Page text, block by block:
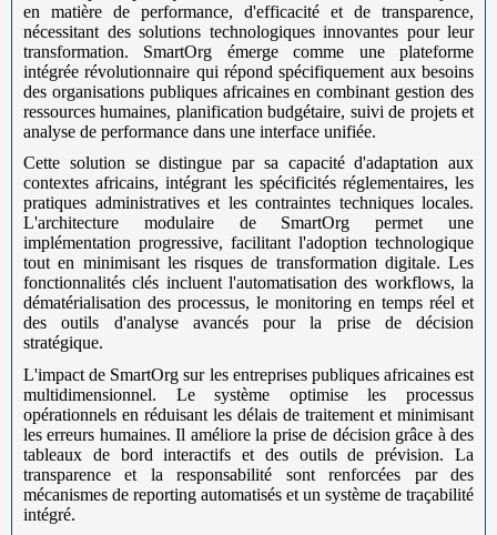
en matière de performance, d'efficacité et de transparence,
nécessitant des solutions technologiques innovantes pour leur
transformation. SmartOrg émerge comme une plateforme
intégrée révolutionnaire qui répond spécifiquement aux besoins
des organisations publiques africaines en combinant gestion des
ressources humaines, planification budgétaire, suivi de projets et
analyse de performance dans une interface unifiée.
Cette solution se distingue par sa capacité d'adaptation aux
contextes africains, intégrant les spécificités réglementaires, les
pratiques administratives et les contraintes techniques locales.
L'architecture modulaire de SmartOrg permet une
implémentation progressive, facilitant l'adoption technologique
tout en minimisant les risques de transformation digitale. Les
fonctionnalités clés incluent l'automatisation des workflows, la
dématérialisation des processus, le monitoring en temps réel et
des outils d'analyse avancés pour la prise de décision
stratégique.
L'impact de SmartOrg sur les entreprises publiques africaines est
multidimensionnel. Le système optimise les processus
opérationnels en réduisant les délais de traitement et minimisant
les erreurs humaines. Il améliore la prise de décision grâce à des
tableaux de bord interactifs et des outils de prévision. La
transparence et la responsabilité sont renforcées par des
mécanismes de reporting automatisés et un système de traçabilité
intégré.